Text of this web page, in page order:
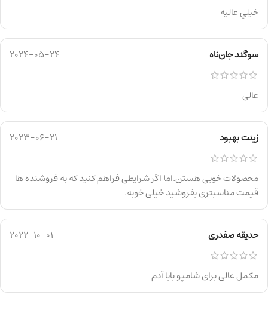
خيلي عاليه
سوگند جان‌ناه 2024-05-24
عالی
زینت بهبود 2023-06-21
محصولات خوبی هستن.اما اگر شرایطی فراهم کنید که به فروشنده ها
قیمت مناسبتری بفروشید خیلی خوبه.
حدیقه صفدری 2022-10-01
مکمل عالی برای شامپو بابا آدم